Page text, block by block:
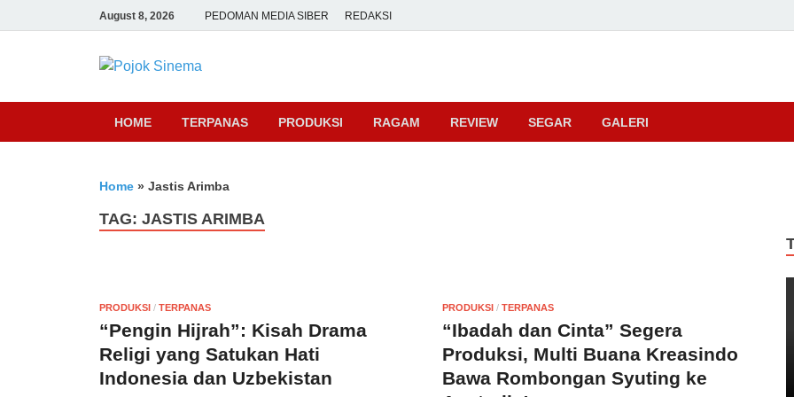
August 8, 2026 PEDOMAN MEDIA SIBER REDAKSI
Pojok Sinema
HOME TERPANAS PRODUKSI RAGAM REVIEW SEGAR GALERI
Home » Jastis Arimba
TAG: JASTIS ARIMBA
PRODUKSI / TERPANAS
“Pengin Hijrah”: Kisah Drama
Religi yang Satukan Hati
Indonesia dan Uzbekistan
PRODUKSI / TERPANAS
“Ibadah dan Cinta” Segera
Produksi, Multi Buana Kreasindo
Bawa Rombongan Syuting ke